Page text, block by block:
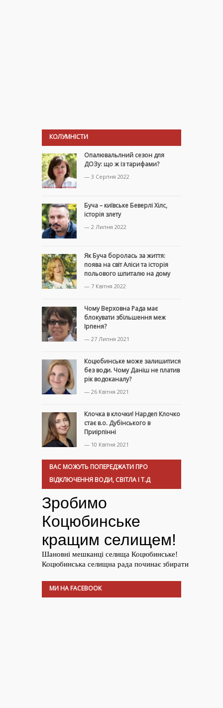
КОЛУМНІСТИ
Опалювальлний сезон для
ДОЗу: що ж із тарифами?
— 3 Серпня 2022
Буча – київське Беверлі Хілс,
історія злету
— 2 Липня 2022
Як Буча боролась за життя:
поява на світ Аліси та історія
польового шпиталю на дому
— 7 Квітня 2022
Чому Верховна Рада має
блокувати збільшення меж
Ірпеня?
— 27 Липня 2021
Коцюбинське може залишитися
без води. Чому Даніш не платив
рік водоканалу?
— 26 Квітня 2021
Клочка в клочки! Нардеп Клочко
стає в.о. Дубінського в
Приірпінні
— 10 Квітня 2021
ВАС МОЖУТЬ ПОПЕРЕДЖАТИ ПРО
ВІДКЛЮЧЕННЯ ВОДИ, СВІТЛА І Т.Д
МИ НА FACEBOOK